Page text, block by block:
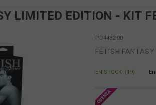
LIMITED EDITION - KIT
PD4432-00
FETISH
EN STOCK (19)